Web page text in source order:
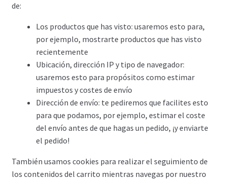
de:
Los productos que has visto: usaremos esto para,
por ejemplo, mostrarte productos que has visto
recientemente
Ubicación, dirección IP y tipo de navegador:
usaremos esto para propósitos como estimar
impuestos y costes de envío
Dirección de envío: te pediremos que facilites esto
para que podamos, por ejemplo, estimar el coste
del envío antes de que hagas un pedido, ¡y enviarte
el pedido!
También usamos cookies para realizar el seguimiento de
los contenidos del carrito mientras navegas por nuestro